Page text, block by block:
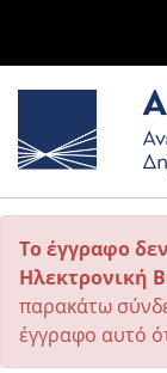
Το έγγραφο
Ηλεκτρονική
παρακάτω
έγγραφο αυτό